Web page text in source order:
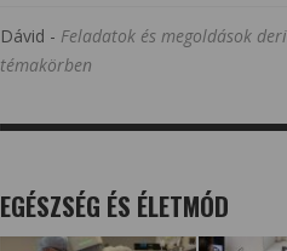
Dávid - Feladatok és megoldások
témakörben
EGÉSZSÉG ÉS ÉLETMÓD